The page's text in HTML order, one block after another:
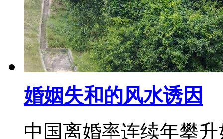
婚姻失和的风水诱因
中国离婚率连续年攀